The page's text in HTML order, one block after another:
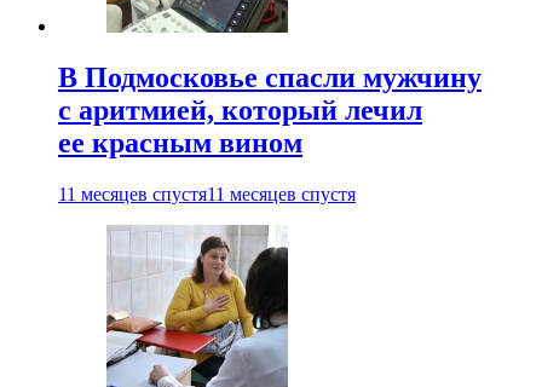
В Подмосковье спасли мужчину
с аритмией, который лечил
ее красным вином
11 месяцев спустя11 месяцев спустя